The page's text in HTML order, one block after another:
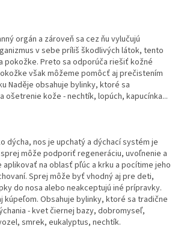
orgán a zároveň sa cez ňu vylučujú
v sebe príliš škodlivých látok, tento
pokožke. Preto sa odporúča riešiť kožné
však môžeme pomôcť aj prečistením
Naděje obsahuje bylinky, ktoré sa
ošetrenie kože - nechtík, lopúch, kapucínka...
dýcha, nos je upchatý a dýchací systém je
môže podporiť regeneráciu, uvoľnenie a
aplikovať na oblasť pľúc a krku a pocítime jeho
Sprej môže byť vhodný aj pre deti,
do nosa alebo neakceptujú iné prípravky.
kúpeľom. Obsahuje bylinky, ktoré sa tradične
- kvet čiernej bazy, dobromyseľ,
smrek, eukalyptus, nechtík.